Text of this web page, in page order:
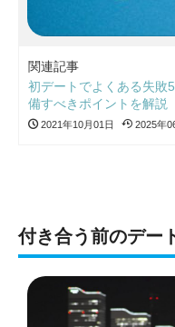
関連記事
初デートでよくある失敗
備すべきポイントを解説
2021年10月01日 2025年
付き合う前のデー